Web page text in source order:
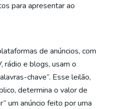
para apresentar ao
de anúncios, com
rádio e blogs, usam o
chave”. Esse leilão,
determina o valor de
um anúncio feito por uma